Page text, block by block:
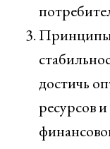
Принципы
достичь
ресурсов